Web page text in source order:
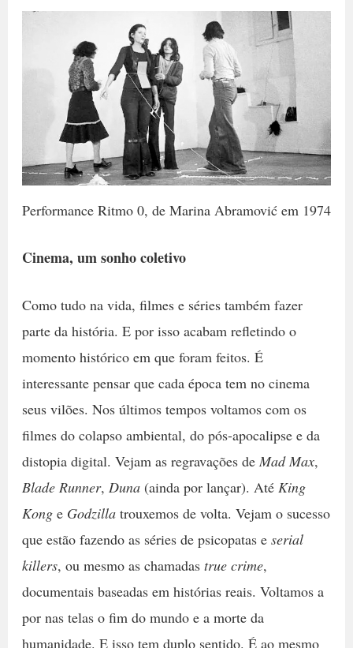
Performance Ritmo 0, de Marina Abramović em 1974
Cinema, um sonho coletivo
Como tudo na vida, filmes e séries também fazer
parte da história. E por isso acabam refletindo o
momento histórico em que foram feitos. É
interessante pensar que cada época tem no cinema
seus vilões. Nos últimos tempos voltamos com os
filmes do colapso ambiental, do pós-apocalipse e da
distopia digital. Vejam as regravações de Mad Max,
Blade Runner, Duna(ainda por lançar). AtéKing
Konge Godzillatrouxemos de volta. Vejam o sucesso
que estão fazendo as séries de psicopatas e serial
killers, ou mesmo as chamadas true crime,
documentais baseadas em histórias reais. Voltamos a
por nas telas o fim do mundo e a morte da
humanidade. E isso tem duplo sentido. É ao mesmo